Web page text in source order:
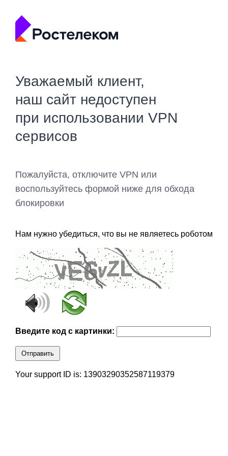
Уважаемый клиент,
наш сайт недоступен
при использовании VPN
сервисов
Пожалуйста, отключите VPN или
воспользуйтесь формой ниже для обхода
блокировки
Нам нужно убедиться, что вы не являетесь роботом
Введите код с картинки:
Отправить
Your support ID is: 13903290352587119379